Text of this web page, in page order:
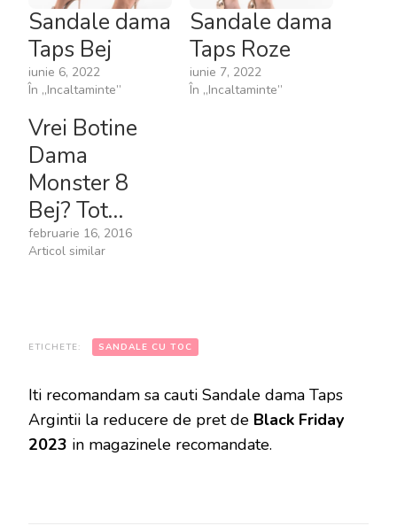
Sandale dama
Taps Bej
iunie 6, 2022
În „Incaltaminte”
Sandale dama
Taps Roze
iunie 7, 2022
În „Incaltaminte”
Vrei Botine
Dama
Monster 8
Bej? Tot…
februarie 16, 2016
Articol similar
ETICHETE: SANDALE CU TOC
Iti recomandam sa cauti Sandale dama Taps
Argintii la reducere de pret de Black Friday
2023 in magazinele recomandate.